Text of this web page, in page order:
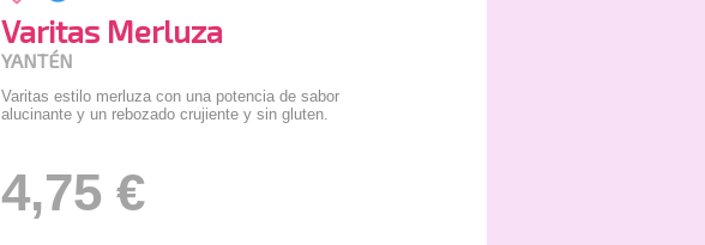
Varitas Merluza
YANTÉN
Varitas estilo merluza con una potencia de sabor
alucinante y un rebozado crujiente y sin gluten.
4,75 €